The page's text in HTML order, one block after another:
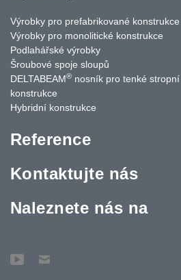
Výrobky pro prefabrikované konstrukce
Výrobky pro monolitické konstrukce
Podlahářské výrobky
Šroubové spoje sloupů
DELTABEAM® nosník pro tenké stropní
konstrukce
Hybridní konstrukce
Reference
Kontaktujte nás
Naleznete nás na